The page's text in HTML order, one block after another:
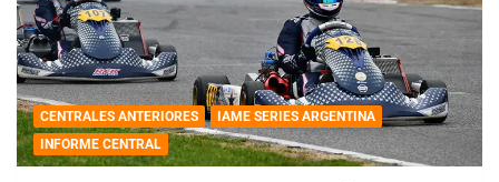
CENTRALES ANTERIORES
IAME SERIES ARGENTINA
INFORME CENTRAL